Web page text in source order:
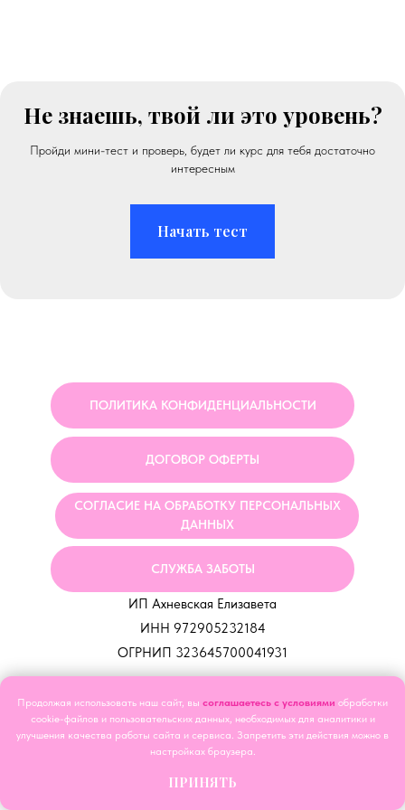
Не знаешь, твой ли это уровень?
Пройди мини-тест и проверь, будет ли курс для тебя достаточно
интересным
Начать тест
ПОЛИТИКА КОНФИДЕНЦИАЛЬНОСТИ
ДОГОВОР ОФЕРТЫ
СОГЛАСИЕ НА ОБРАБОТКУ ПЕРСОНАЛЬНЫХ
ДАННЫХ
СЛУЖБА ЗАБОТЫ
ИП Ахневская Елизавета
ОГРНИП 323645700041931
ИНН 972905232184
Продолжая использовать наш сайт, вы соглашаетесь с условиями обработки
cookie-файлов и пользовательских данных, необходимых для аналитики и
улучшения качества работы сайта и сервиса. Запретить эти действия можно в
настройках браузера.
ПРИНЯТЬ
Made on Tilda